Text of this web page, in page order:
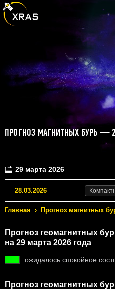
ПРОГНОЗ МАГНИТНЫХ БУРЬ —
29 марта 2026
28.03.2026
Главная › Прогноз магнитных
Прогноз геомагнитных
на 29 марта 2026 года
ожидалось спокойное
Прогноз геомагнитных